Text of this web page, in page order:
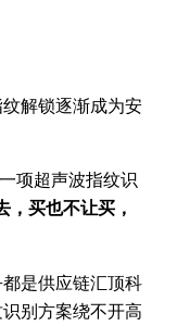
解锁逐渐成为安
项超声波指纹识
，买也不让买，
是供应链汇顶科
别方案绕不开高